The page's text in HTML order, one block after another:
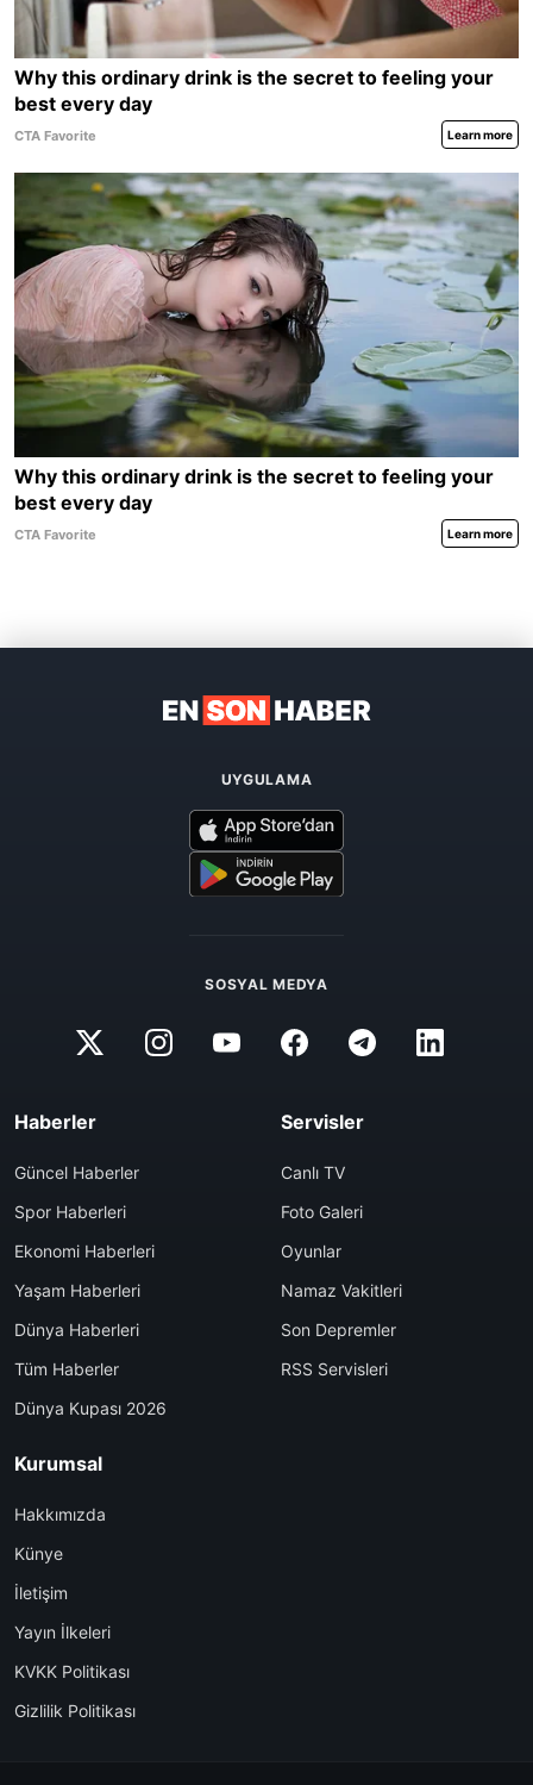
UYGULAMA
SOSYAL MEDYA
Haberler
Güncel Haberler
Spor Haberleri
Ekonomi Haberleri
Yaşam Haberleri
Dünya Haberleri
Tüm Haberler
Dünya Kupası 2026
Servisler
Canlı TV
Foto Galeri
Oyunlar
Namaz Vakitleri
Son Depremler
RSS Servisleri
Kurumsal
Hakkımızda
Künye
İletişim
Yayın İlkeleri
KVKK Politikası
Gizlilik Politikası